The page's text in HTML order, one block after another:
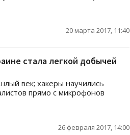
20 марта 2017, 11:40
стала легкой добычей
век; хакеры научились
прямо с микрофонов
26 февраля 2017, 14:00